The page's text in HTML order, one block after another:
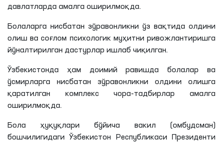
давлатларда амалга оширилмоқда.
Болаларга нисбатан зўравонликни ўз вақтида олдини
олиш ва соғлом психологик муҳитни ривожлантиришга
йўналтирилган дастурлар ишлаб чиқилган.
Ўзбекистонда ҳам доимий равишда болалар ва
ўсмирларга нисбатан зўравонликни олдини олишга
қаратилган комплекс чора-тадбирлар амалга
оширилмоқда.
Бола ҳуқуқлари бўйича вакил (омбудсман)
бошчилигидаги Ўзбекистон Республикаси Президенти